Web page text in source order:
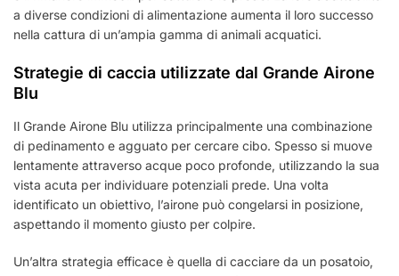
a diverse condizioni di alimentazione aumenta il loro successo
nella cattura di un’ampia gamma di animali acquatici.
Strategie di caccia utilizzate dal Grande Airone
Blu
Il Grande Airone Blu utilizza principalmente una combinazione
di pedinamento e agguato per cercare cibo. Spesso si muove
lentamente attraverso acque poco profonde, utilizzando la sua
vista acuta per individuare potenziali prede. Una volta
identificato un obiettivo, l’airone può congelarsi in posizione,
aspettando il momento giusto per colpire.
Un’altra strategia efficace è quella di cacciare da un posatoio,